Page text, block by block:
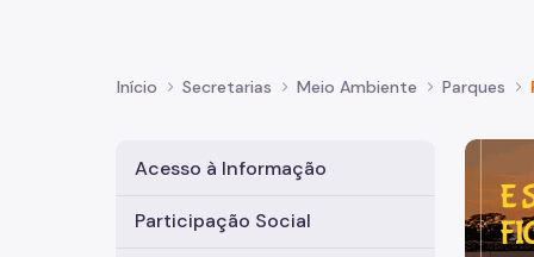
Início Secretarias Meio Ambiente Parques
Acesso à Informação
Participação Social